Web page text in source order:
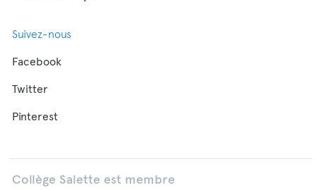
Suivez-nous
Facebook
Twitter
Pinterest
Collège Salette est membre